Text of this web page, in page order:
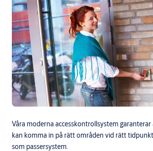
Våra moderna accesskontrollsystem
kan komma in på rätt områden vid rätt
som passersystem.